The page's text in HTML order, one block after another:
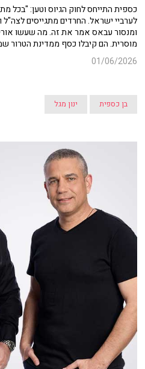
כספית התייחס לחוק הגיוס וטען: "בכל
לערביי ישראל. החרדים מתגייסים לצה"ל
ומנסור עבאס אמר את זה. מה שעשו
מוסרית. הם קיבלו כסף ממדינת הטרור
01/06/2026
בן כספית ינון מגל